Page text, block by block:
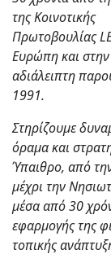
τηςKοινοτικής
Πρωτοβουλίας
Ευρώπη και
αδιάλειπτη
1991.
Στηρίζουμε
όραμα και
Ύπαιθρο, από
μέχρι την
μέσα από 30
εφαρμογής της
τοπικής